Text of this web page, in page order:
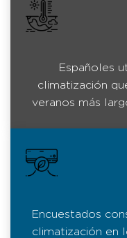
Españoles
climatización
veranos más
Encuestados
climatización en